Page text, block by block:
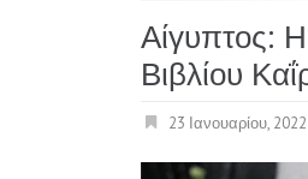
Αίγυπτος:
Βιβλίου
23 Ιανουαρίου, 2022